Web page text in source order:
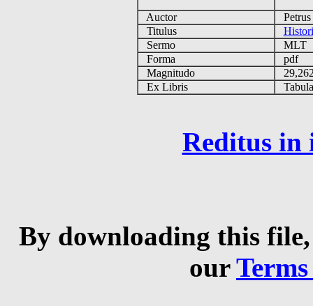
Auctor
Titulus
Sermo
MLT
Forma
pdf
Magnitudo
Ex Libris
Reditus in
By downloading this
our